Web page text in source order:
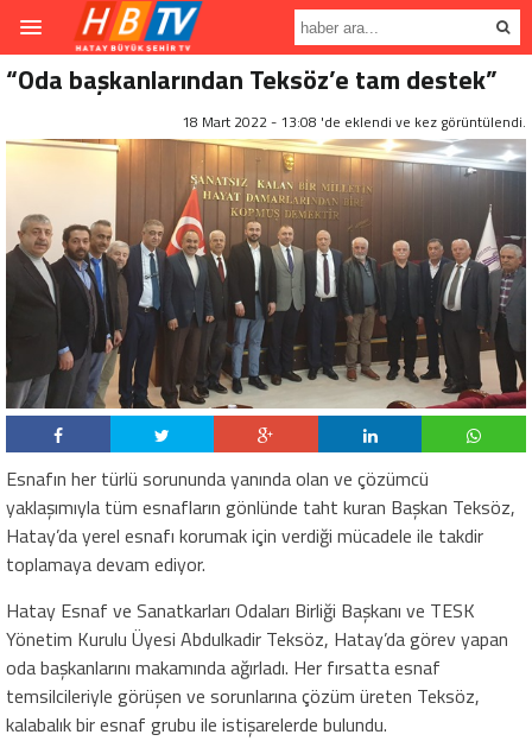
“Oda başkanlarından Teksöz’e tam destek”
18 Mart 2022 - 13:08 'de eklendi ve kez görüntülendi.
Esnafın her türlü sorununda yanında olan ve çözümcü
yaklaşımıyla tüm esnafların gönlünde taht kuran Başkan Teksöz,
Hatay’da yerel esnafı korumak için verdiği mücadele ile takdir
toplamaya devam ediyor.
Hatay Esnaf ve Sanatkarları Odaları Birliği Başkanı ve TESK
Yönetim Kurulu Üyesi Abdulkadir Teksöz, Hatay’da görev yapan
oda başkanlarını makamında ağırladı. Her fırsatta esnaf
temsilcileriyle görüşen ve sorunlarına çözüm üreten Teksöz,
kalabalık bir esnaf grubu ile istişarelerde bulundu.